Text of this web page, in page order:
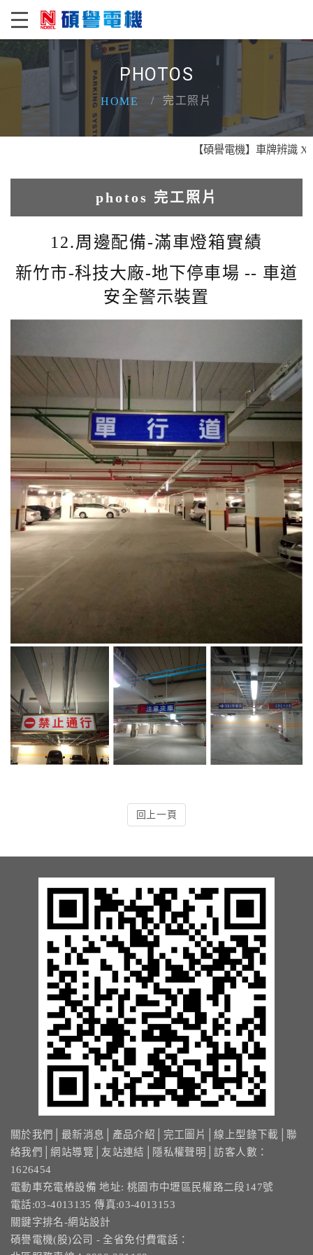
PHOTOS
HOME 完工照片
【碩譽電機】車牌辨識 X
photos 完工照片
1.人臉辨識系統實績
2.電動柵欄機系列實績
3.車牌辨識收費系統實績
5.停車收費系統系列實績
6.停車收費系統-地閘式實績
7.人員管制機系列實績
8.長距離讀卡機系列實績
9.車位在席導引系列實績
10.反向尋車系統實績
11.周邊配備-紅綠燈實績
12.周邊配備-滿車燈箱實績
13.周邊配備-防撞條實績
14.邊配備-車輪檔實績
15.周邊配備-安全警示實績
17.周邊配備-方向指示實績
20.智能汽機車充電樁設備實績
12.周邊配備-滿車燈箱實績
新竹市-科技大廠-地下停車場 -- 車道
安全警示裝置
回上一頁
關於我們 最新消息 產品介紹 完工圖片 │線上型錄下載
聯
絡我們
│網站導覽 友站連結 隱私權聲明
│訪客人數：
1626454
電動車充電樁設備 地址: 桃園市中壢區民權路二段147號
電話:03-4013135 傳真:03-4013153
關鍵字排名-網站設計
碩譽電機(股)公司 - 全省免付費電話：